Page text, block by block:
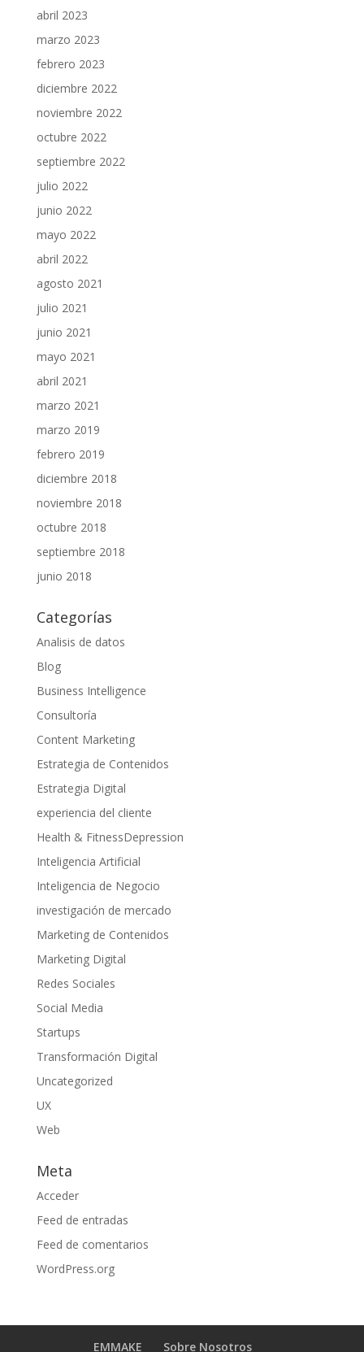
abril 2023
marzo 2023
febrero 2023
diciembre 2022
noviembre 2022
octubre 2022
septiembre 2022
julio 2022
junio 2022
mayo 2022
abril 2022
agosto 2021
julio 2021
junio 2021
mayo 2021
abril 2021
marzo 2021
marzo 2019
febrero 2019
diciembre 2018
noviembre 2018
octubre 2018
septiembre 2018
junio 2018
Categorías
Analisis de datos
Blog
Business Intelligence
Consultoría
Content Marketing
Estrategia de Contenidos
Estrategia Digital
experiencia del cliente
Health & FitnessDepression
Inteligencia Artificial
Inteligencia de Negocio
investigación de mercado
Marketing de Contenidos
Marketing Digital
Redes Sociales
Social Media
Startups
Transformación Digital
Uncategorized
UX
Web
Meta
Acceder
Feed de entradas
Feed de comentarios
WordPress.org
EMMAKE Sobre Nosotros